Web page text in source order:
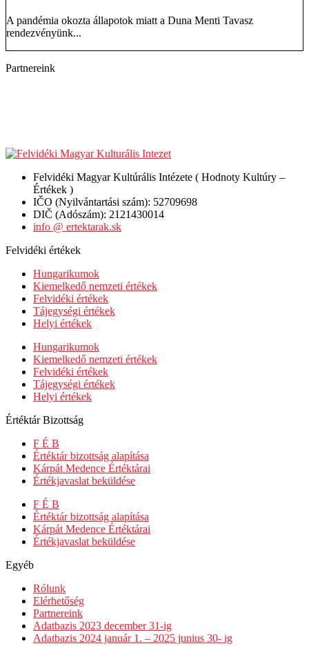
A pandémia okozta állapotok miatt a Duna Menti Tavasz
rendezvényünk...
Partnereink
Felvidéki Magyar Kultúrális Intézete ( Hodnoty Kultúry –
Értékek )
IČO (Nyilvántartási szám): 52709698
DIČ (Adószám): 2121430014
info @ ertektarak.sk
Felvidéki értékek
Hungarikumok
Kiemelkedő nemzeti értékek
Felvidéki értékek
Tájegységi értékek
Helyi értékek
Hungarikumok
Kiemelkedő nemzeti értékek
Felvidéki értékek
Tájegységi értékek
Helyi értékek
Értéktár Bizottság
F É B
Értéktár bizottság alapítása
Kárpát Medence Értéktárai
Értékjavaslat beküldése
F É B
Értéktár bizottság alapítása
Kárpát Medence Értéktárai
Értékjavaslat beküldése
Egyéb
Rólunk
Elérhetőség
Partnereink
Adatbazis 2023 december 31-ig
Adatbazis 2024 január 1. – 2025 junius 30- ig